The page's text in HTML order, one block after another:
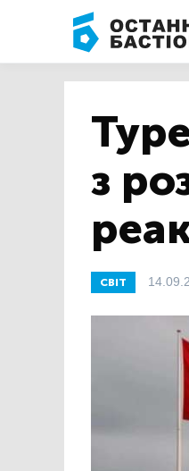
з
СВІТ